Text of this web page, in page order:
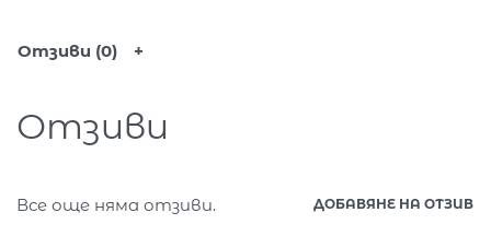
Отзиви (0)
Отзиви
Все още няма отзиви. ДОБАВЯНЕ НА ОТЗИВ